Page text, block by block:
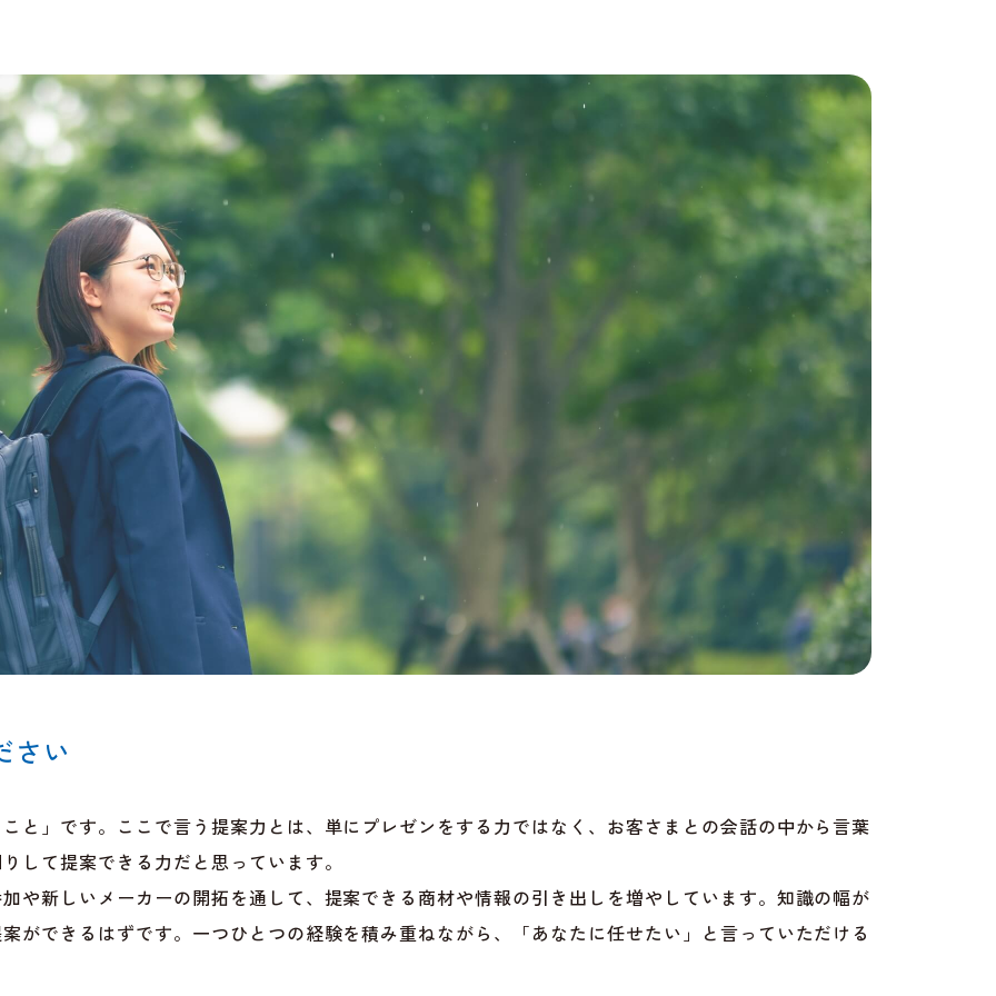
さい
と」です。ここで言う提案力とは、単にプレゼンをする力ではなく、お客さまとの会話の中から言葉
して提案できる力だと思っています。
や新しいメーカーの開拓を通して、提案できる商材や情報の引き出しを増やしています。知識の幅が
ができるはずです。一つひとつの経験を積み重ねながら、「あなたに任せたい」と言っていただける